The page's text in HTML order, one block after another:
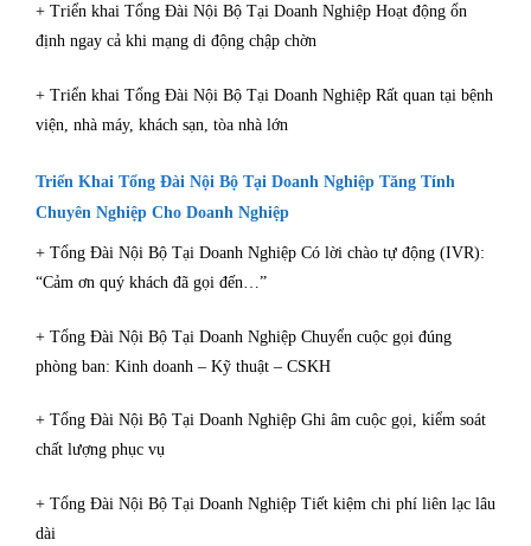
+ Triển khai Tổng Đài Nội Bộ Tại Doanh Nghiệp Hoạt động ổn
định ngay cả khi mạng di động chập chờn
+ Triển khai Tổng Đài Nội Bộ Tại Doanh Nghiệp Rất quan tại bệnh
viện, nhà máy, khách sạn, tòa nhà lớn
Triển Khai Tổng Đài Nội Bộ Tại Doanh Nghiệp Tăng Tính
Chuyên Nghiệp Cho Doanh Nghiệp
+ Tổng Đài Nội Bộ Tại Doanh Nghiệp Có lời chào tự động (IVR):
“Cảm ơn quý khách đã gọi đến…”
+ Tổng Đài Nội Bộ Tại Doanh Nghiệp Chuyển cuộc gọi đúng
phòng ban: Kinh doanh – Kỹ thuật – CSKH
+ Tổng Đài Nội Bộ Tại Doanh Nghiệp Ghi âm cuộc gọi, kiểm soát
chất lượng phục vụ
+ Tổng Đài Nội Bộ Tại Doanh Nghiệp Tiết kiệm chi phí liên lạc lâu
dài